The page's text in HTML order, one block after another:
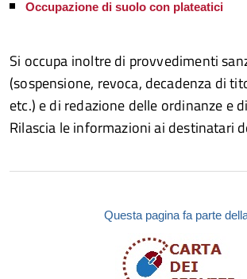
Occupazione di suolo con plateatici
Si occupa inoltre di provvedimenti
(sospensione, revoca, decadenza di
etc.) e di redazione delle ordinanze e
Rilascia le informazioni ai destinatari
Questa pagina fa parte